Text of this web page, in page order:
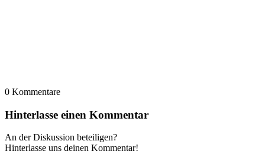
0 Kommentare
Hinterlasse einen Kommentar
An der Diskussion beteiligen?
Hinterlasse uns deinen Kommentar!